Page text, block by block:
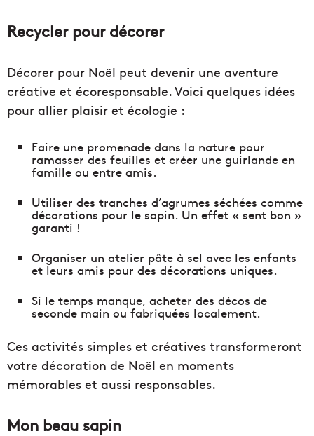
Recycler pour décorer
Décorer pour Noël peut devenir une aventure
créative et écoresponsable. Voici quelques idées
pour allier plaisir et écologie :
Faire une promenade dans la nature pour
ramasser des feuilles et créer une guirlande en
famille ou entre amis.
Utiliser des tranches d’agrumes séchées comme
décorations pour le sapin. Un effet « sent bon »
garanti !
Organiser un atelier pâte à sel avec les enfants
et leurs amis pour des décorations uniques.
Si le temps manque, acheter des décos de
seconde main ou fabriquées localement.
Ces activités simples et créatives transformeront
votre décoration de Noël en moments
mémorables et aussi responsables.
Mon beau sapin